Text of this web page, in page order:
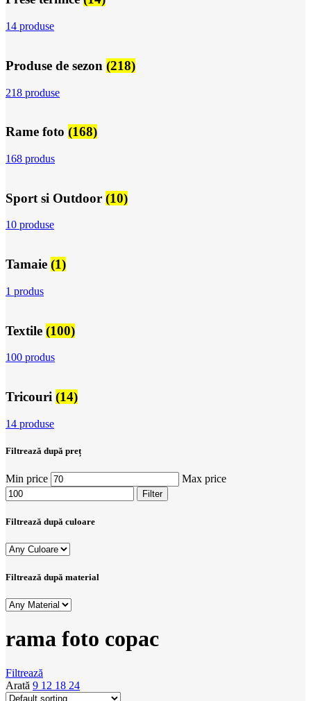
14 produse
Produse de sezon (218)
218 produse
Rame foto (168)
168 produs
Sport si Outdoor (10)
10 produse
Tamaie (1)
1 produs
Textile (100)
100 produs
Tricouri (14)
14 produse
Filtrează după preț
Min price Max price
Filter
Filtrează după culoare
Filtrează după material
rama foto copac
Filtrează
Arată 9 12 18 24